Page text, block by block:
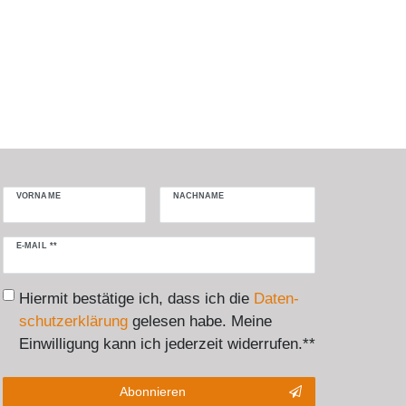
VORNAME NACHNAME
E-MAIL **
Newsletter
Hiermit bestätige ich, dass ich die Daten­
schutz­erklärunggelesen habe. Meine
Einwilligung kann ich jederzeit widerrufen.**
Abonnieren